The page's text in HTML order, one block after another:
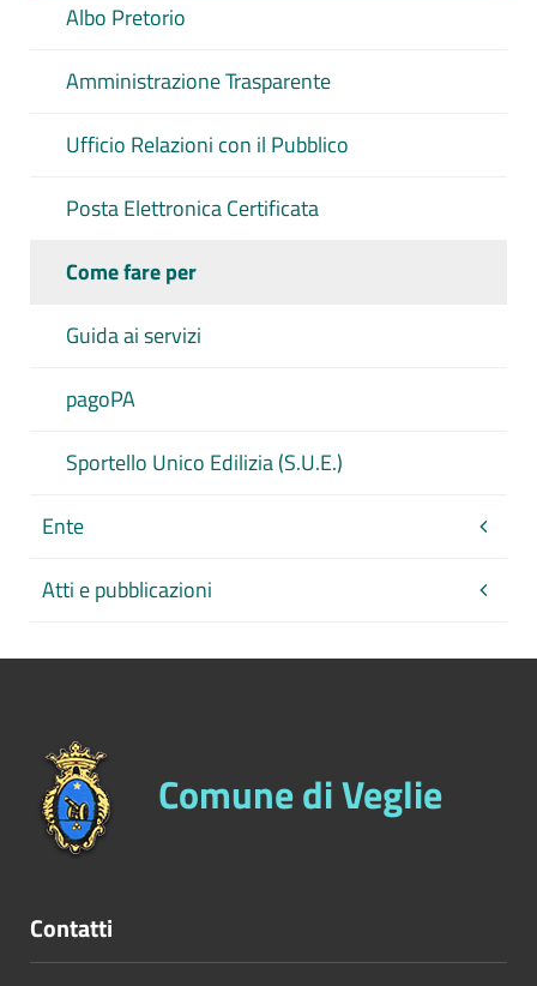
Albo Pretorio
Amministrazione Trasparente
Ufficio Relazioni con il Pubblico
Posta Elettronica Certificata
Come fare per
Guida ai servizi
pagoPA
Sportello Unico Edilizia (S.U.E.)
Ente
Atti e pubblicazioni
Comune di Veglie
Contatti